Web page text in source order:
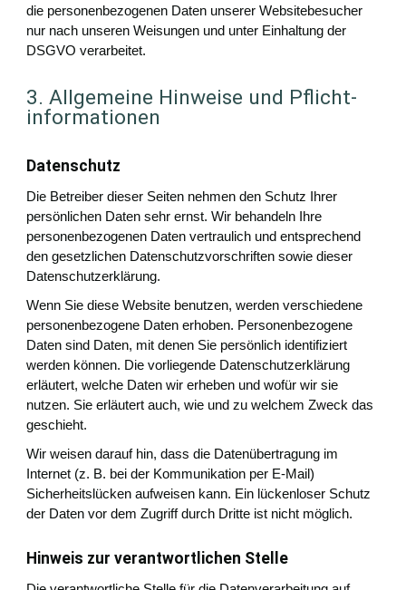
die personenbezogenen Daten unserer Websitebesucher
nur nach unseren Weisungen und unter Einhaltung der
DSGVO verarbeitet.
3. Allgemeine Hinweise und Pflicht­
informationen
Datenschutz
Die Betreiber dieser Seiten nehmen den Schutz Ihrer
persönlichen Daten sehr ernst. Wir behandeln Ihre
personenbezogenen Daten vertraulich und entsprechend
den gesetzlichen Datenschutzvorschriften sowie dieser
Datenschutzerklärung.
Wenn Sie diese Website benutzen, werden verschiedene
personenbezogene Daten erhoben. Personenbezogene
Daten sind Daten, mit denen Sie persönlich identifiziert
werden können. Die vorliegende Datenschutzerklärung
erläutert, welche Daten wir erheben und wofür wir sie
nutzen. Sie erläutert auch, wie und zu welchem Zweck das
geschieht.
Wir weisen darauf hin, dass die Datenübertragung im
Internet (z. B. bei der Kommunikation per E-Mail)
Sicherheitslücken aufweisen kann. Ein lückenloser Schutz
der Daten vor dem Zugriff durch Dritte ist nicht möglich.
Hinweis zur verantwortlichen Stelle